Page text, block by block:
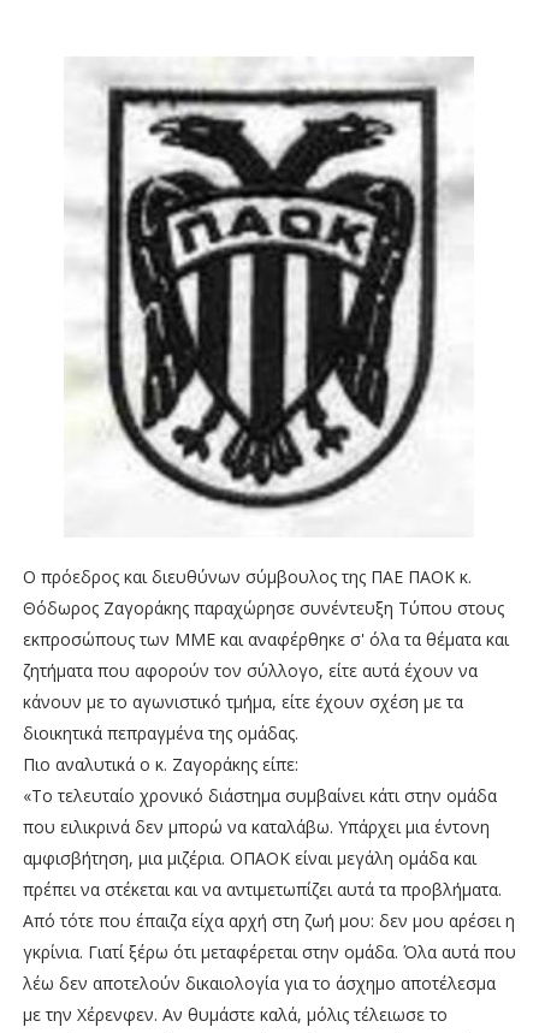
Ο πρόεδρος και διευθύνων σύμβουλος της ΠΑΕ ΠΑΟΚ κ.
Θόδωρος Ζαγοράκης παραχώρησε συνέντευξη Τύπου στους
εκπροσώπους των ΜΜΕ και αναφέρθηκε σ' όλα τα θέματα και
ζητήματα που αφορούν τον σύλλογο, είτε αυτά έχουν να
κάνουν με το αγωνιστικό τμήμα, είτε έχουν σχέση με τα
διοικητικά πεπραγμένα της ομάδας.
Πιο αναλυτικά ο κ. Ζαγοράκης είπε:
«Το τελευταίο χρονικό διάστημα συμβαίνει κάτι στην ομάδα
που ειλικρινά δεν μπορώ να καταλάβω. Υπάρχει μια έντονη
αμφισβήτηση, μια μιζέρια. ΟΠΑΟΚ είναι μεγάλη ομάδα και
πρέπει να στέκεται και να αντιμετωπίζει αυτά τα προβλήματα.
Από τότε που έπαιζα είχα αρχή στη ζωή μου: δεν μου αρέσει η
γκρίνια. Γιατί ξέρω ότι μεταφέρεται στην ομάδα. Όλα αυτά που
λέω δεν αποτελούν δικαιολογία για το άσχημο αποτέλεσμα
με την Χέρενφεν. Αν θυμάστε καλά, μόλις τέλειωσε το